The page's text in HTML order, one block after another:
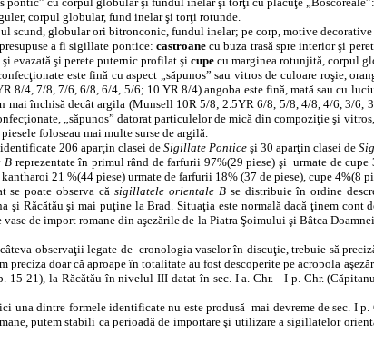
corpul globular, fund inelar şi torţi rotunde.
scund, globular ori bitronconic, fundul inelar; pe corp, motive
presupuse a fi sigillate pontice: castroanecu buza trasă spre interior şi
evazată şi perete puternic profilat şicupe cu marginea rotunjită, corpul
este fină cu aspect „săpunos” sau vitros de culoare roşie,
8/4, 7/8, 7/6, 6/8, 6/4, 5/6; 10 YR 8/4) angoba este fină, mată sau cu
mai închisă decât argila (Munsell 10R 5/8; 2.5YR 6/8, 5/8, 4/8, 4/6, 3/6,
„săpunos” datorat particulelor de mică din compoziţie şi
foloseau mai multe surse de argilă.
206 aparţin clasei de Sigillate Ponticeşi 30 aparţin clasei de
B reprezentate în primul rând de farfurii 97%(29 piese) şi urmate de cupe
21 %(44 piese) urmate de farfurii 18% (37 de piese), cupe 4%(8
se poate observa că sigillatele orientale Bse distribuie în ordine
şi Răcătău şi mai puţine la Brad. Situaţia este normală dacă ţinem
de import romane din aşezările de la Piatra Şoimului şi Bâtca
observaţii legate de cronologia vaselor în discuţie, trebuie să
preciza doar că aproape în totalitate au fost descoperite pe acropola
15-21), la Răcătău în nivelul III datat în sec. I a. Chr. - I p. Chr.
una dintre formele identificate nu este produsă mai devreme de sec. I
putem stabili ca perioadă de importare şi utilizare a sigillatelor